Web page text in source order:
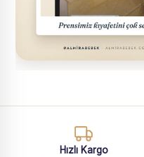
Hızlı Kargo